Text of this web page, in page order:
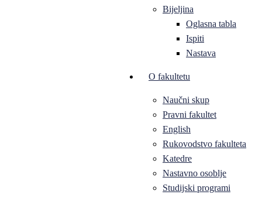
Bijeljina
Oglasna tabla
Ispiti
Nastava
O fakultetu
Naučni skup
Pravni fakultet
English
Rukovodstvo fakulteta
Katedre
Nastavno osoblje
Studijski programi